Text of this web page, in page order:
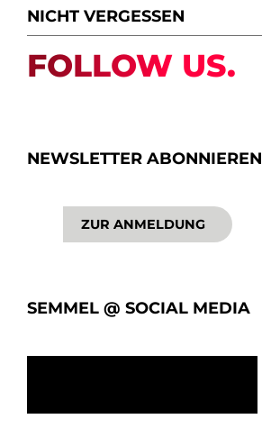
NICHT VERGESSEN
FOLLOW US.
NEWSLETTER ABONNIEREN
ZUR ANMELDUNG
SEMMEL @ SOCIAL MEDIA